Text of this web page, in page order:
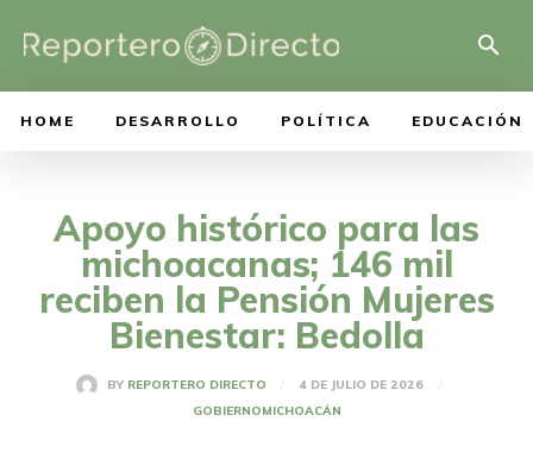
HOME DESARROLLO POLÍTICA EDUCACIÓN
Apoyo histórico para las
michoacanas; 146 mil
reciben la Pensión Mujeres
Bienestar: Bedolla
BY REPORTERO DIRECTO
4 DE JULIO DE 2026
GOBIERNOMICHOACÁN